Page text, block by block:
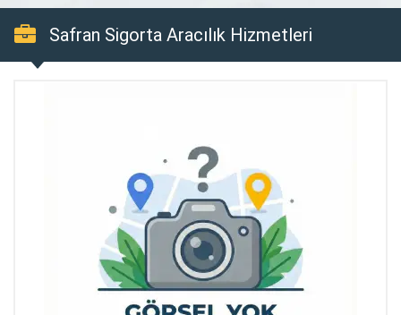
Safran Sigorta Aracılık Hizmetleri